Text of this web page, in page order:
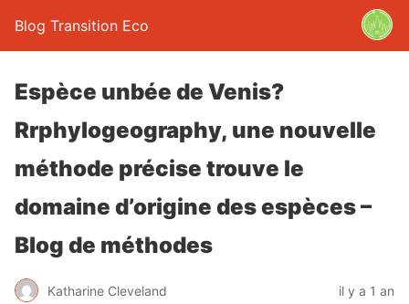
Blog Transition Eco
Espèce unbée de Venis?
Rrphylogeography, une nouvelle
méthode précise trouve le
domaine d’origine des espèces –
Blog de méthodes
Katharine Cleveland il y a 1 an